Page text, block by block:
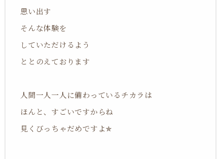
思い出す
そんな体験を
していただけるよう
ととのえております
人間一人一人に備わっているチカラは
ほんと、すごいですからね
見くびっちゃだめですよ✯